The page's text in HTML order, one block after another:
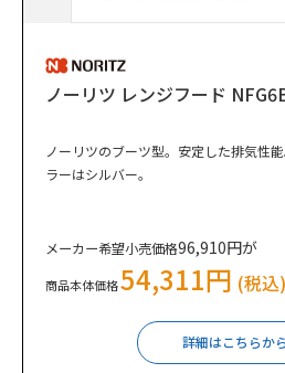
ノーリツ レンジフード
ノーリツのブーツ型。安定した排気性
ラーはシルバー。
メーカー希望小売価格96,910円が
商品本体価格54,311円 (税込)
詳細はこちらか